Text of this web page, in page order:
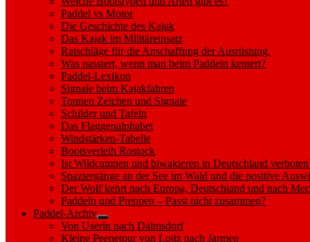
Paddel vs Motor
Die Geschichte des Kajak
Das Kajak im Militäreinsatz
Ratschläge für die Anschaffung der Ausrüstung.
Was passiert, wenn man beim Paddeln kentert?
Paddel-Lexikon
Signale beim Kajakfahren
Tonnen Zeichen und Signale
Schilder und Tafeln
Das Flaggenalphabet
Windstärken-Tabelle
Bootsverleih Rostock
Ist Wildcampen und biwakieren in Deutschland
Spaziergänge an der See im Wald und die positive
Der Wolf kehrt nach Europa, Deutschland und nach
Paddeln und Preppen – Passt nicht zusammen?
Paddel-Archiv
Show
sub
Von Userin nach Dalmsdorf
Kleine Peenetour von Loitz nach Jarmen